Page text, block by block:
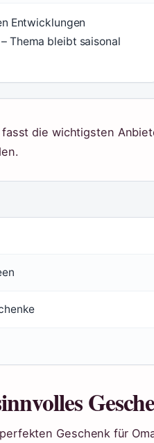
Entwicklungen
Thema bleibt saisonal
die wichtigsten
Geschenk für